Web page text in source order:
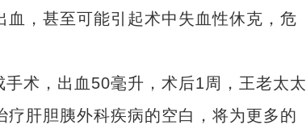
，甚至可能引起术中失血性休克，危
术，出血50毫升，术后1周，王老太太
肝胆胰外科疾病的空白，将为更多的